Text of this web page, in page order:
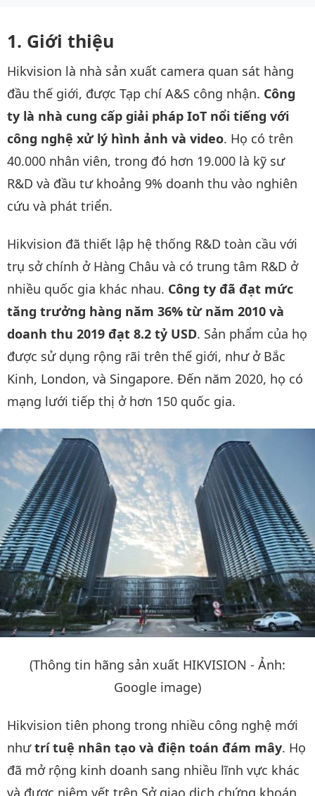
Giới thiệu
Hikvision là nhà sản xuất camera quan sát hàng
đầu thế giới, được Tạp chí A&S công nhận. Công
ty là nhà cung cấp giải pháp IoT nổi tiếng với
công nghệ xử lý hình ảnh và video. Họ có trên
40.000 nhân viên, trong đó hơn 19.000 là kỹ sư
R&D và đầu tư khoảng 9% doanh thu vào nghiên
cứu và phát triển.
Hikvision đã thiết lập hệ thống R&D toàn cầu với
trụ sở chính ở Hàng Châu và có trung tâm R&D ở
nhiều quốc gia khác nhau. Công ty đã đạt mức
tăng trưởng hàng năm 36% từ năm 2010 và
doanh thu 2019 đạt 8.2 tỷ USD. Sản phẩm của họ
được sử dụng rộng rãi trên thế giới, như ở Bắc
Kinh, London, và Singapore. Đến năm 2020, họ có
mạng lưới tiếp thị ở hơn 150 quốc gia.
(Thông tin hãng sản xuất HIKVISION - Ảnh:
Google image)
Hikvision tiên phong trong nhiều công nghệ mới
nhưtrí tuệ nhân tạo và điện toán đám mây. Họ
đã mở rộng kinh doanh sang nhiều lĩnh vực khác
và được niêm yết trên Sở giao dịch chứng khoán